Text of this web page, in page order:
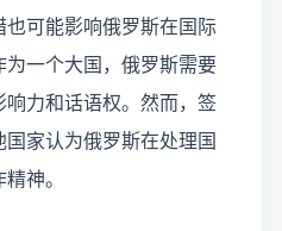
可能影响俄罗斯在国际
一个大国，俄罗斯需要
力和话语权。然而，签
家认为俄罗斯在处理国
神。